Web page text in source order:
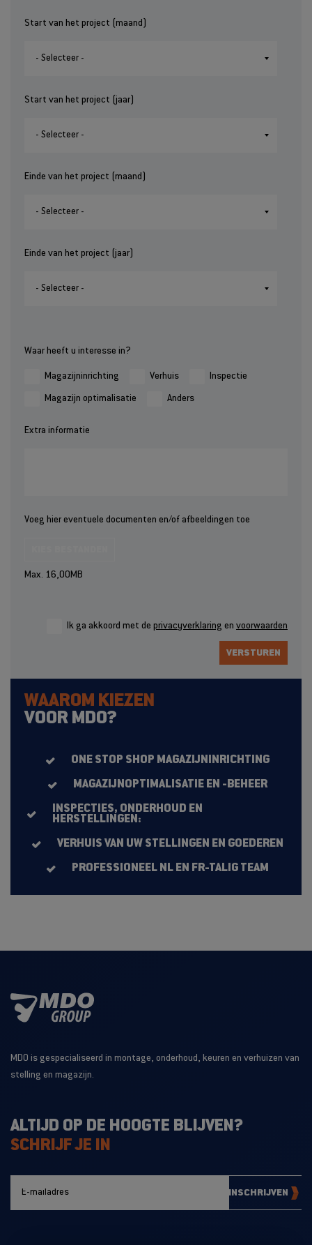
Start van het project (maand)
Start van het project (jaar)
Einde van het project (maand)
Einde van het project (jaar)
Waar heeft u interesse in?
Magazijninrichting Verhuis Inspectie
Magazijn optimalisatie Anders
Extra informatie
Voeg hier eventuele documenten en/of afbeeldingen toe
Max. 16,00MB
Ik ga akkoord met de privacyverklaring en voorwaarden
VERSTUREN
WAAROM KIEZEN
VOOR MDO?
ONE STOP SHOP MAGAZIJNINRICHTING
MAGAZIJNOPTIMALISATIE EN -BEHEER
INSPECTIES, ONDERHOUD EN
HERSTELLINGEN:
VERHUIS VAN UW STELLINGEN EN GOEDEREN
PROFESSIONEEL NL EN FR-TALIG TEAM
MDO is gespecialiseerd in montage, onderhoud, keuren en verhuizen van
stelling en magazijn.
ALTIJD OP DE HOOGTE BLIJVEN?
SCHRIJF JE IN
INSCHRIJVEN